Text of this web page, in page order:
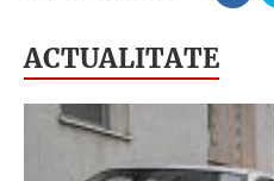
ACTUALITATE